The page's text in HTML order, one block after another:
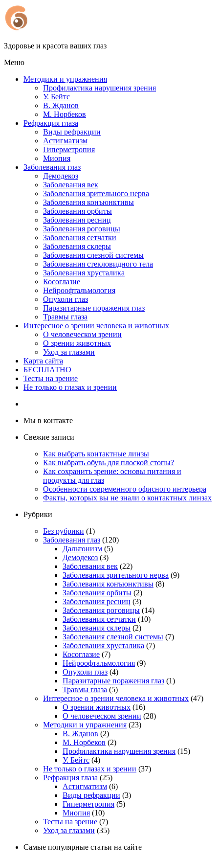
Здоровье и красота ваших глаз
Меню
Методики и упражнения
Профилактика нарушения зрения
У. Бейтс
В. Жданов
М. Норбеков
Рефракция глаза
Виды рефракции
Астигматизм
Гиперметропия
Миопия
Заболевания глаз
Демодекоз
Заболевания век
Заболевания зрительного нерва
Заболевания конъюнктивы
Заболевания орбиты
Заболевания ресниц
Заболевания роговицы
Заболевания сетчатки
Заболевания склеры
Заболевания слезной системы
Заболевания стекловидного тела
Заболевания хрусталика
Косоглазие
Нейроофтальмология
Опухоли глаз
Паразитарные поражения глаз
Травмы глаза
Интересное о зрении человека и животных
О человеческом зрении
О зрении животных
Уход за глазами
Карта сайта
БЕСПЛАТНО
Тесты на зрение
Не только о глазах и зрении
Мы в контакте
Свежие записи
Как выбрать контактные линзы
Как выбрать обувь для плоской стопы?
Как сохранить зрение: основы питания и
продукты для глаз
Особенности современного офисного интерьера
Факты, которых вы не знали о контактных линзах
Рубрики
Без рубрики (1)
Заболевания глаз (120)
Дальтонизм (5)
Демодекоз (3)
Заболевания век (22)
Заболевания зрительного нерва (9)
Заболевания конъюнктивы (8)
Заболевания орбиты (2)
Заболевания ресниц (3)
Заболевания роговицы (14)
Заболевания сетчатки (10)
Заболевания склеры (2)
Заболевания слезной системы (7)
Заболевания хрусталика (7)
Косоглазие (7)
Нейроофтальмология (9)
Опухоли глаз (4)
Паразитарные поражения глаз (1)
Травмы глаза (5)
Интересное о зрении человека и животных (47)
О зрении животных (16)
О человеческом зрении (28)
Методики и упражнения (23)
В. Жданов (2)
М. Норбеков (2)
Профилактика нарушения зрения (15)
У. Бейтс (4)
Не только о глазах и зрении (37)
Рефракция глаза (25)
Астигматизм (6)
Виды рефракции (3)
Гиперметропия (5)
Миопия (10)
Тесты на зрение (7)
Уход за глазами (35)
Самые популярные статьи на сайте